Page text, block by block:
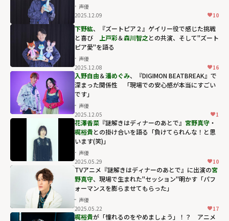
声優
2025.12.09
10
下野紘、『ズートピア２』ゲイリー役で感じた挑戦
と喜び
上戸彩＆森川智之との共演、そして"ズート
ピア愛"を語る
声優
2025.12.08
16
入野自由＆潘めぐみ、『DIGIMON BEATBREAK』で
深まった関係性 「現場での安心感が本当にすごい
です」
声優
2025.12.05
1
花澤香菜 『謎解きはディナーのあとで』 宮野真守 ・
梶裕貴との掛け合いを語る「負けてられんな！と思
います(笑)」
声優
2025.05.29
10
TVアニメ『謎解きはディナーのあとで』に出演の宮
野真守、現場で生まれた"セッション"明かす「パフ
ォーマンスを膨らませてもらった」
声優
2025.05.22
17
梶裕貴が「憧れるのをやめましょう」！？ アニメ